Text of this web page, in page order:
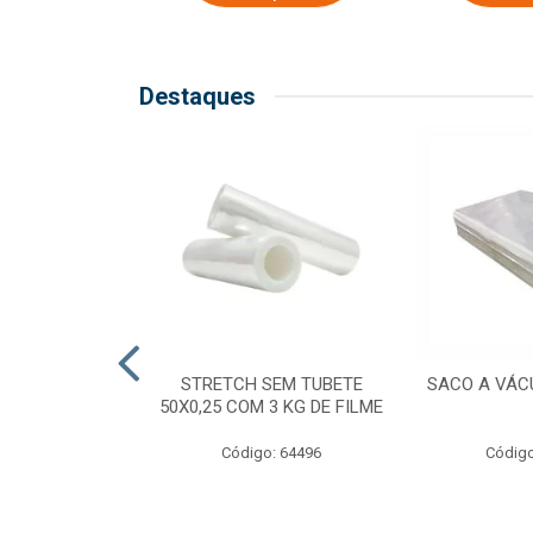
Destaques
STRETCH SEM TUBETE
50X0,25 COM 3 KG DE FILME
Código: 64496
SACO A